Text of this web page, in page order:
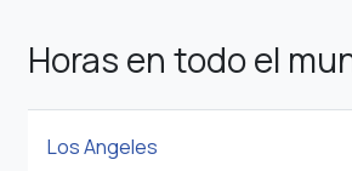
Horas en todo el
Los Angeles